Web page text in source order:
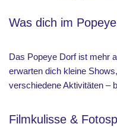
Was dich im
Das Popeye Dorf ist mehr
erwarten dich kleine
verschiedene Aktivitäten –
Filmkulisse &